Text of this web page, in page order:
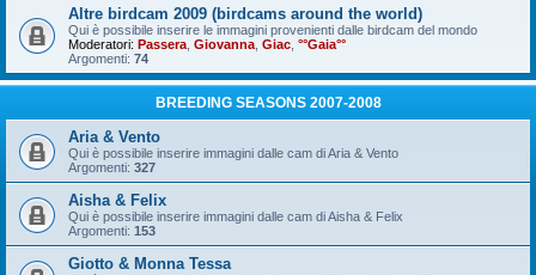
Altre birdcam 2009 (birdcams around the world)
Qui è possibile inserire le immagini provenienti dalle birdcam del mondo
Moderatori: Passera Giovanna Giac °°Gaia°°
Argomenti: 74
BREEDING SEASONS 2007-2008
Aria & Vento
Qui è possibile inserire immagini dalle cam di Aria & Vento
Argomenti: 327
Aisha & Felix
Qui è possibile inserire immagini dalle cam di Aisha & Felix
Argomenti: 153
Giotto & Monna Tessa